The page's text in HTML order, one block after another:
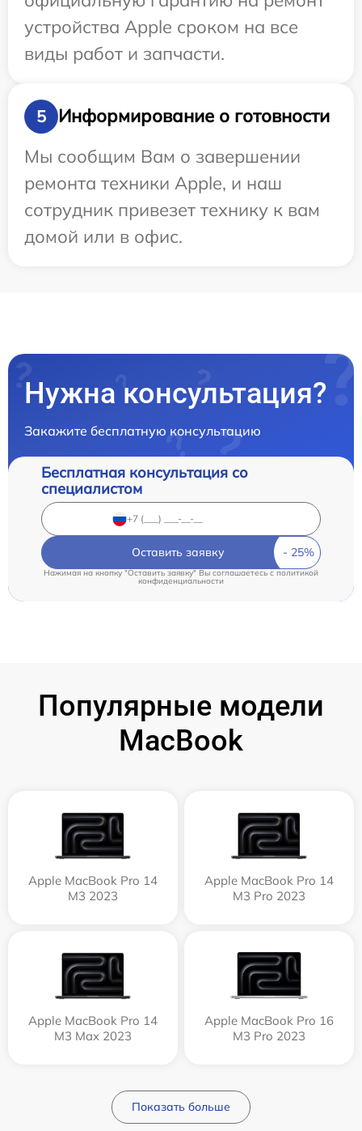
устройства Apple сроком на все
виды работ и запчасти.
5
Информирование о готовности
Мы сообщим Вам о завершении
ремонта техники Apple, и наш
сотрудник привезет технику к вам
домой или в офис.
Нужна консультация?
Закажите бесплатную консультацию
Бесплатная консультация со
специалистом
Оставить заявку
Нажимая на кнопку "Оставить заявку" Вы соглашаетесь cполитикой
конфиденциальности
Популярные модели
MacBook
Apple MacBook Pro 14
M3 2023
Apple MacBook Pro 14
M3 Pro 2023
Apple MacBook Pro 14
M3 Max 2023
Apple MacBook Pro 16
M3 Pro 2023
Показать больше